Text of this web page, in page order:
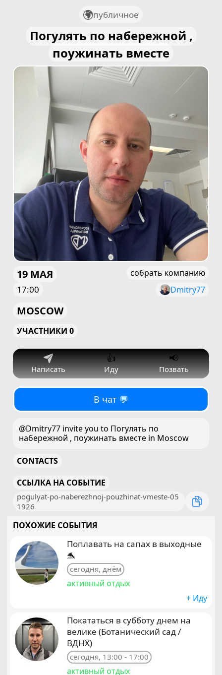
публичное
Погулять по набережной ,
поужинать вместе
19 МАЯ
17:00
собрать компанию
Dmitry77
MOSCOW
УЧАСТНИКИ 0
Написать
👍
Иду
📢
Позвать
В чат 💬
@Dmitry77 invite you to Погулять по
набережной , поужинать вместе in Moscow
CONTACTS
ССЫЛКА НА СОБЫТИЕ
pogulyat-po-naberezhnoj-pouzhinat-vmeste-05
1926
ПОХОЖИЕ СОБЫТИЯ
Поплавать на сапах в выходные
🐬
сегодня, днём
активный отдых
+ Иду
Покататься в субботу днем на
велике (Ботанический сад /
ВДНХ)
сегодня, 13:00 - 17:00
активный отдых